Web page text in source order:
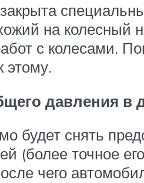
на колесный
с колесами.
этому.
давления в
будет снять
(более точное
чего